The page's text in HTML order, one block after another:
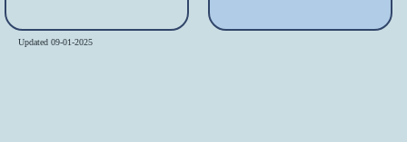
Updated 09-01-2025